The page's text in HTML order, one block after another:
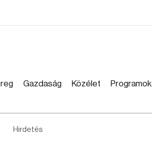
Gazdaság Közélet Programok
Hirdetés